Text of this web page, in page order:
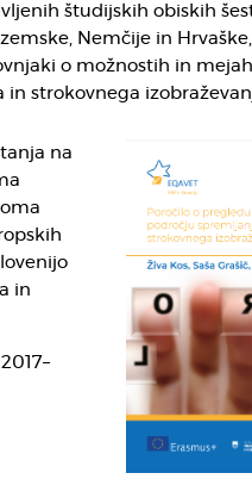
študijskih obiskih
Nemčije in
o možnostih in
strokovnega
na
in